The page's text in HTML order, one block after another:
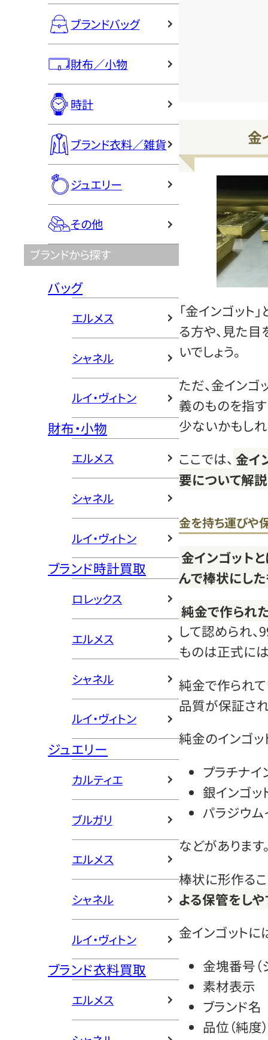
ブランドバッグ
財布／小物
時計
ブランド衣料／雑貨
ジュエリー
その他
ブランドから探す
バッグ
エルメス
シャネル
ルイ・ヴィトン
財布・小物
エルメス
シャネル
ルイ・ヴィトン
ブランド時計買取
ロレックス
エルメス
シャネル
ルイ・ヴィトン
ジュエリー
カルティエ
ブルガリ
エルメス
シャネル
ルイ・ヴィトン
ブランド衣料買取
エルメス
金
「金インゴット
る方や、見た
いでしょう。
ただ、金インゴ
義のものを指
少ないかもしれ
ここでは、 金イ
要について解
金を持ち運びや
金インゴット
んで棒状にし
純金で作られ
して認められ
ものは正式に
純金で作られて
品質が保証さ
純金のインゴッ
プラチナイ
銀インゴッ
パラジウム
などがあります
棒状に形作るこ
よる保管をしや
金インゴットに
金塊番号（
素材表示
ブランド名
品位（純度）